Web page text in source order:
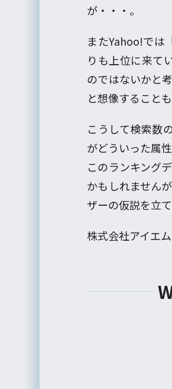
が・・・。
またYahoo!では
りも上位に来て
のではないかと
と想像すること
こうして検索数
がどういった属
このランキング
かもしれません
ザーの仮説を立
株式会社アイエ